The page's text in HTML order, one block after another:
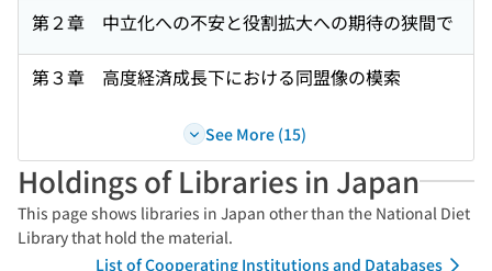
第２章 中立化への不安と役割拡大への期待の狭間で
第３章 高度経済成長下における同盟像の模索
See More (15)
Holdings of Libraries in Japan
This page shows libraries in Japan other than the National Diet
Library that hold the material.
List of Cooperating Institutions and Databases